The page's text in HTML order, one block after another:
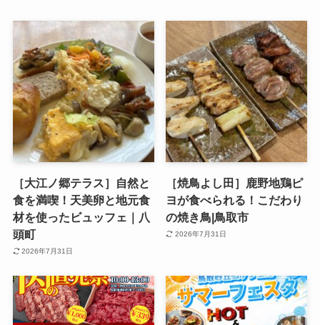
［大江ノ郷テラス］自然と
食を満喫！天美卵と地元食
材を使ったビュッフェ｜八
頭町
2026年7月31日
［焼鳥よし田］鹿野地鶏ピ
ヨが食べられる！こだわり
の焼き鳥|鳥取市
2026年7月31日